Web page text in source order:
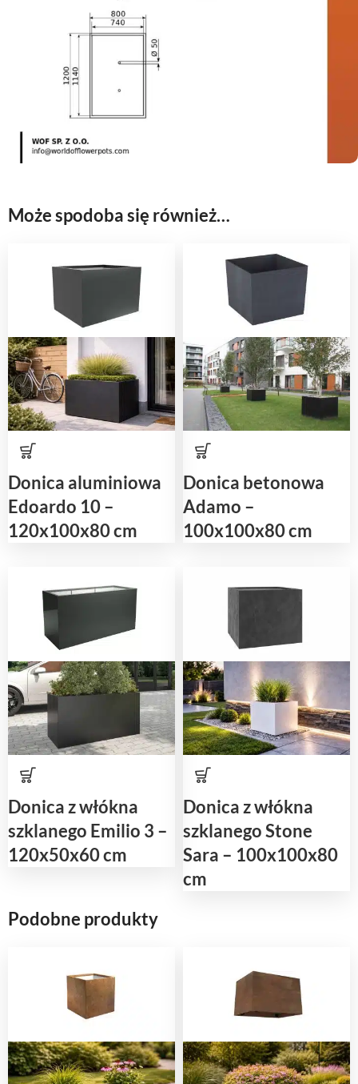
Może spodoba się również…
Donica aluminiowa
Edoardo 10 –
120x100x80 cm
Donica betonowa
Adamo –
100x100x80 cm
Donica z włókna
szklanego Emilio 3 –
120x50x60 cm
Donica z włókna
szklanego Stone
Sara – 100x100x80
cm
Podobne produkty